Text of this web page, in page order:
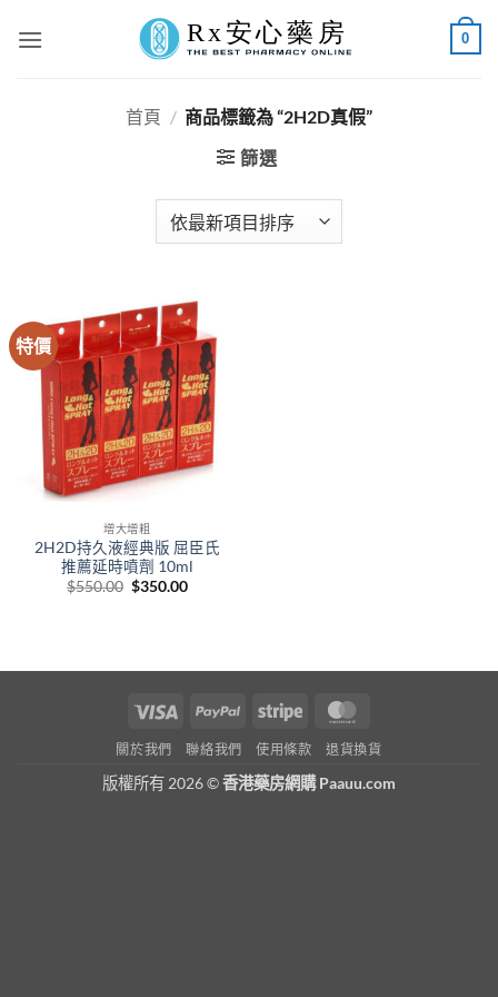
0
首頁 / 商品標籤為 “2H2D真假”
篩選
特價
增大增粗
2H2D持久液經典版 屈臣氏
推薦延時噴劑 10ml
$550.00 Original
$350.00Current
Visa PayPal Stripe
關於我們 聯絡我們 使用條款 退貨換貨
版權所有 2026 ©香港藥房網購 Paauu.com